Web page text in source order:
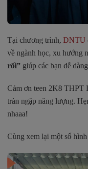
Tại chương trình, DNTU
về ngành học, xu hướng
rối” giúp các bạn dễ
Cảm ơn teen 2K8 THPT
tràn ngập năng lượng.
nhaaa!
Cùng xem lại một số